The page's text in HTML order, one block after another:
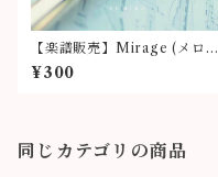
【楽譜販売】Mirage (メロデ
ィーコード譜)
¥300
同じカテゴリの商品